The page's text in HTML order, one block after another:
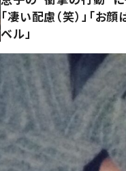
「凄い配慮（笑）」「お
ベル」